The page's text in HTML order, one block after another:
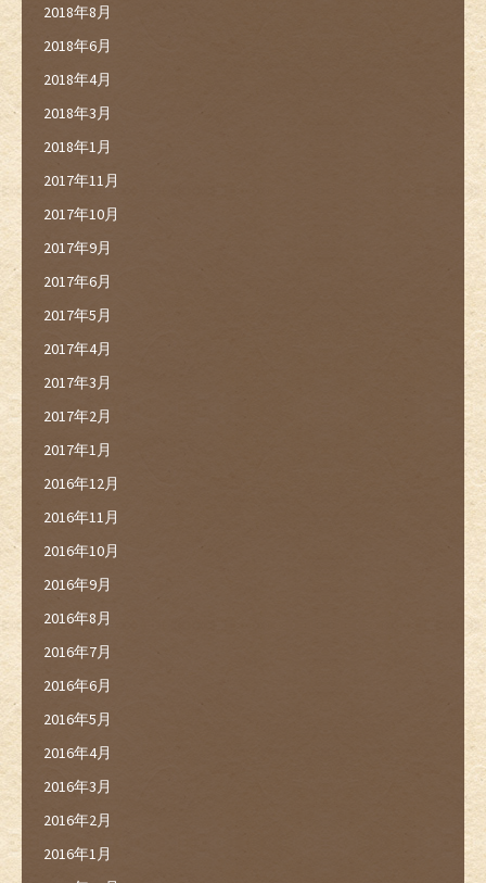
2018年8月
2018年6月
2018年4月
2018年3月
2018年1月
2017年11月
2017年10月
2017年9月
2017年6月
2017年5月
2017年4月
2017年3月
2017年2月
2017年1月
2016年12月
2016年11月
2016年10月
2016年9月
2016年8月
2016年7月
2016年6月
2016年5月
2016年4月
2016年3月
2016年2月
2016年1月